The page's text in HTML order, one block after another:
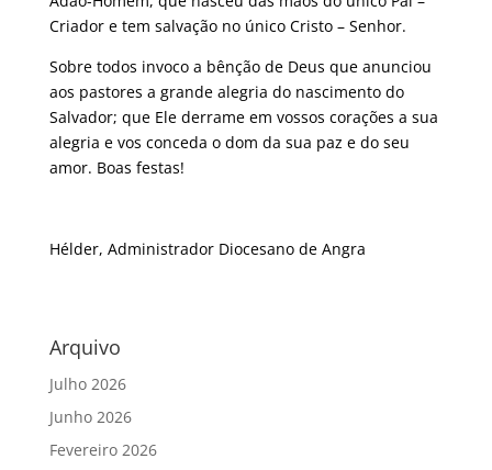
Criador e tem salvação no único Cristo – Senhor.
Sobre todos invoco a bênção de Deus que anunciou
aos pastores a grande alegria do nascimento do
Salvador; que Ele derrame em vossos corações a sua
alegria e vos conceda o dom da sua paz e do seu
amor. Boas festas!
Hélder, Administrador Diocesano de Angra
Arquivo
Julho 2026
Junho 2026
Fevereiro 2026